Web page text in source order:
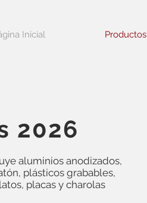
Inicial Productos
2026
aluminios anodizados,
plásticos grabables,
placas y charolas